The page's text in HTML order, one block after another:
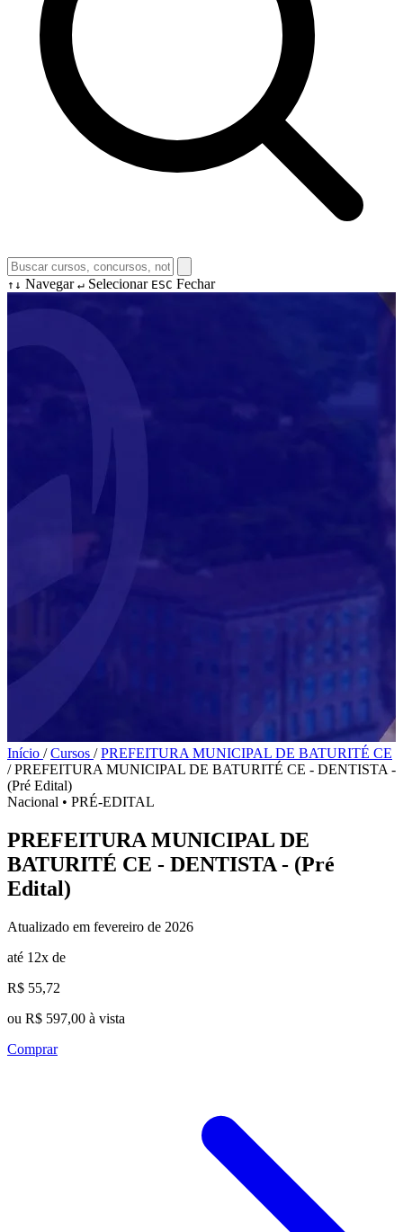
↑↓ Navegar ↵ Selecionar ESC Fechar
Início / Cursos / PREFEITURA MUNICIPAL DE BATURITÉ CE
/ PREFEITURA MUNICIPAL DE BATURITÉ CE - DENTISTA -
(Pré Edital)
Nacional • PRÉ-EDITAL
PREFEITURA MUNICIPAL DE
BATURITÉ CE - DENTISTA - (Pré
Edital)
Atualizado em fevereiro de 2026
até 12x de
R$ 55,72
ou R$ 597,00 à vista
Comprar